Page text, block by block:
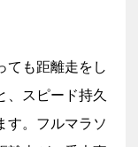
も距離走をし
、スピード持久
す。フルマラソ